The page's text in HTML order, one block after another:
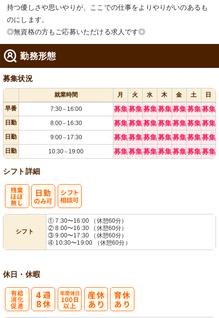
持つ優しさや思いやりが、ここでの仕事をよりやりがいのあるも
のにします。
◎無資格の方もご応募いただける求人です◎
勤務形態
募集状況
就業時間 月 火 水 木 金 土
日
早番
7:30～ 16:00 募集募集募集募集募集募集募集
日勤 8:00～ 16:30 募集募集募集募集募集募集募集
日勤 9:00～ 17:30 募集募集募集募集募集募集募集
日勤 10:30～ 19:00 募集募集募集募集募集募集募集
シフト詳細
シフト
① 7:30〜16:00 （休憩60分）
② 8:00〜16:30 （休憩60分）
③ 9:00〜17:30 （休憩60分）
④ 10:30〜19:00 （休憩60分）
休日・休暇